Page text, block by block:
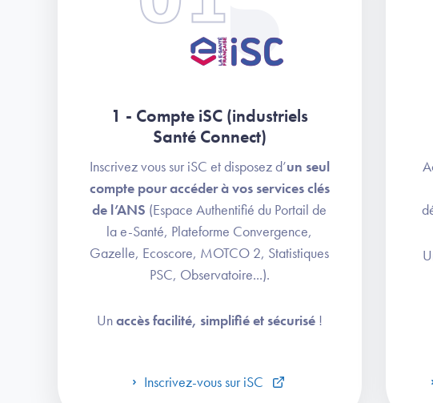
1 - Compte iSC (industriels
Santé Connect)
Inscrivez vous sur iSC et disposez d’un seul
compte pour accéder à vos services clés
de l’ANS (Espace Authentifié du Portail de
la e-Santé, Plateforme Convergence,
Gazelle, Ecoscore, MOTCO 2, Statistiques
PSC, Observatoire...).
Unaccès facilité, simplifié et sécurisé!
Inscrivez-vous sur iSC